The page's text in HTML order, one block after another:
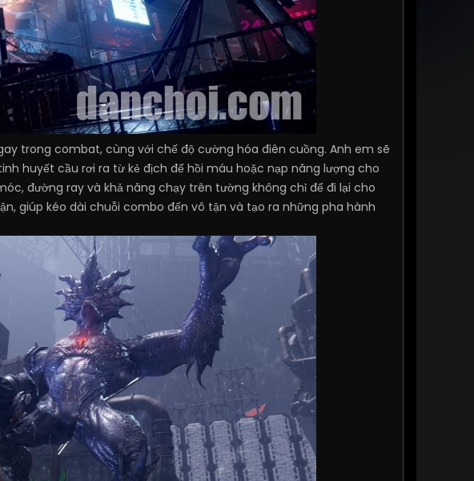
trong combat, cùng với chế độ cường hóa điên cuồng. Anh em sẽ
huyết cầu rơi ra từ kẻ địch để hồi máu hoặc nạp năng lượng cho
đường ray và khả năng chạy trên tường không chỉ để đi lại cho
giúp kéo dài chuỗi combo đến vô tận và tạo ra những pha hành